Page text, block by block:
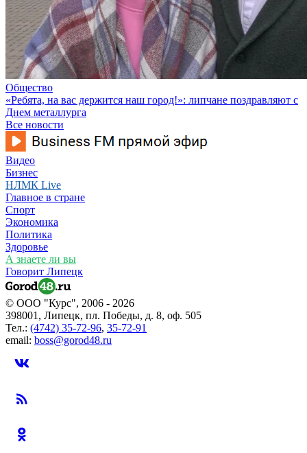
Общество
«Ребята, на вас держится наш город!»: липчане поздравляют с
Днем металлурга
Все новости
Видео
Бизнес
НЛМК Live
Главное в стране
Спорт
Экономика
Политика
Здоровье
А знаете ли вы
Говорит Липецк
© ООО "Курс", 2006 - 2026
398001, Липецк, пл. Победы, д. 8, оф. 505
Тел.: (4742) 35-72-96, 35-72-91
email: boss@gorod48.ru